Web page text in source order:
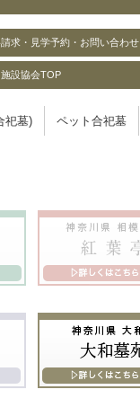
求・見学予約・お問い合わせ
設協会TOP
祀墓) ペット合祀墓